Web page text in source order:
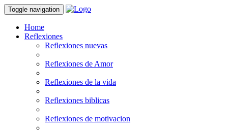
Toggle navigation
Home
Reflexiones
Reflexiones nuevas
Reflexiones de Amor
Reflexiones de la vida
Reflexiones biblicas
Reflexiones de motivacion